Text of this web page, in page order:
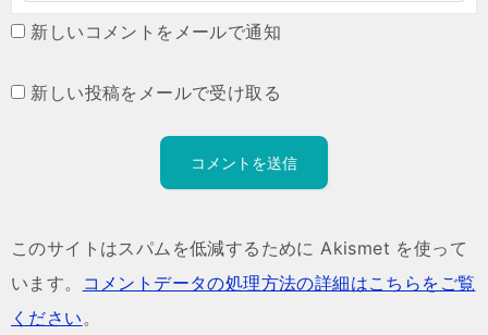
新しいコメントをメールで通知
新しい投稿をメールで受け取る
このサイトはスパムを低減するために Akismet を使って
います。
コメントデータの処理方法の詳細はこちらをご覧
ください。